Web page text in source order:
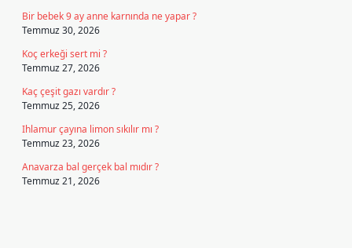
Bir bebek 9 ay anne karnında ne yapar ?
Temmuz 30, 2026
Koç erkeği sert mi ?
Temmuz 27, 2026
Kaç çeşit gazı vardır ?
Temmuz 25, 2026
Ihlamur çayına limon sıkılır mı ?
Temmuz 23, 2026
Anavarza bal gerçek bal mıdır ?
Temmuz 21, 2026